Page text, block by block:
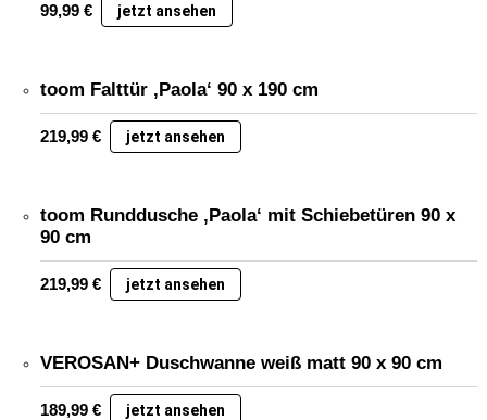
99,99 € jetzt ansehen
toom Falttür ‚Paola‘ 90 x 190 cm
219,99 € jetzt ansehen
toom Runddusche ‚Paola‘ mit Schiebetüren 90 x
90 cm
219,99 € jetzt ansehen
VEROSAN+ Duschwanne weiß matt 90 x 90 cm
189,99 € jetzt ansehen